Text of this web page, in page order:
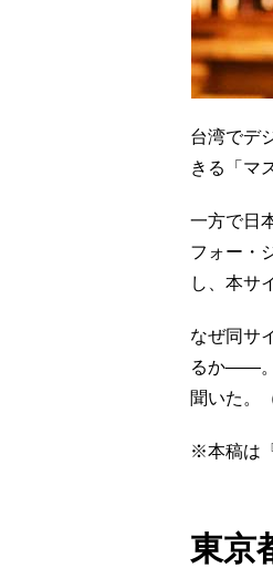
台湾でデ
きる「マ
一方で日
フォー・
し、本サ
なぜ同サ
るか――。
聞いた。
※本稿は
東京